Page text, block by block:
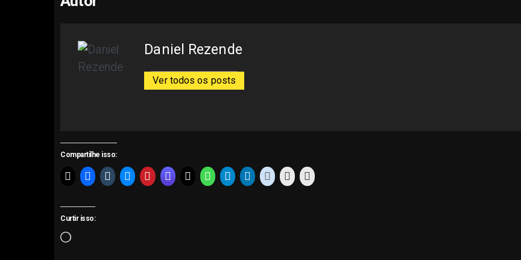
Daniel Rezende
Ver todos os posts
Compartilhe isso:
Curtir isso: